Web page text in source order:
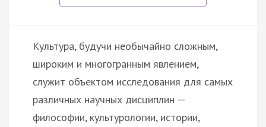
Культура, будучи необычайно сложным,
широким и многогранным явлением,
служит объектом исследования для самых
различных научных дисциплин —
философии, культурологии, истории,